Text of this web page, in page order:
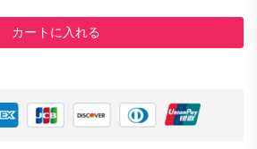
カートに入れる